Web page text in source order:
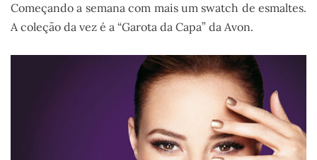
Começando a semana com mais um swatch de esmaltes.
A coleção da vez é a “Garota da Capa” da Avon.